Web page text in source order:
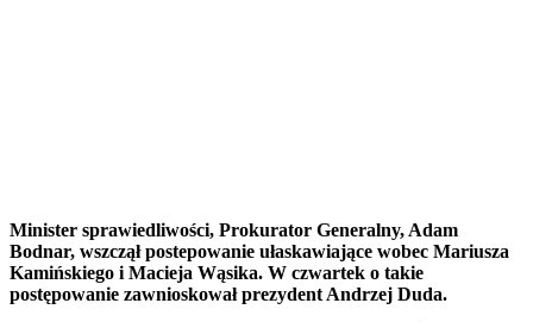
Minister sprawiedliwości, Prokurator Generalny, Adam
Bodnar, wszczął postepowanie ułaskawiające wobec Mariusza
Kamińskiego i Macieja Wąsika. W czwartek o takie
postępowanie zawnioskował prezydent Andrzej Duda.